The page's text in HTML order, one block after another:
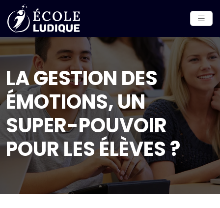
LA GESTION DES
ÉMOTIONS, UN
SUPER-POUVOIR
POUR LES ÉLÈVES ?